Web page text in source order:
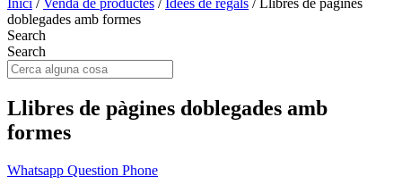
Inici /Venda de productes /Idees de regals / Llibres de pàgines
doblegades amb formes
Search
Search
Llibres de pàgines doblegades amb
formes
Whatsapp Question Phone